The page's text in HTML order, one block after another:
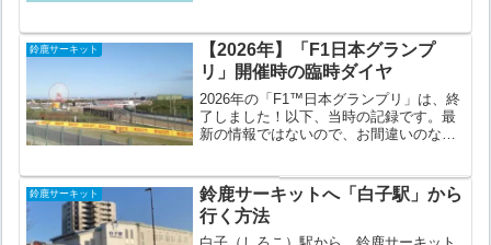
の3日間合計：266,000人日別の内...
鈴鹿サーキット
【2026年】「F1日本グランプ
リ」開催時の臨時ダイヤ
2026年の「F1™️日本グランプリ」は、終
了しました！以下、当時の記録です。最
新の情報ではないので、お間違いのない
ます。以下、オススメのルートです。鈴
鹿サーキット...
鈴鹿サーキット
鈴鹿サーキットへ「白子駅」から
行く方法